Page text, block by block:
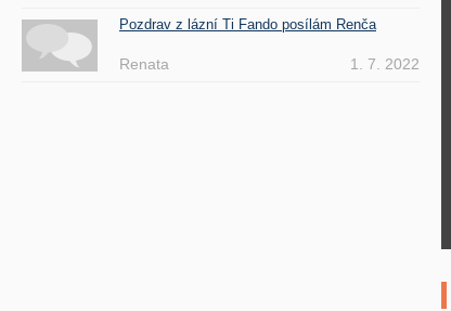
Pozdrav z lázní Ti Fando posílám Renča
Renata 1. 7. 2022